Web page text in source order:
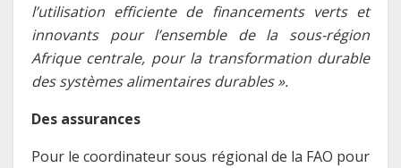
l’utilisation efficiente de financements verts et
innovants pour l’ensemble de la sous-région
Afrique centrale, pour la transformation durable
des systèmes alimentaires durables ».
Des assurances
Pour le coordinateur sous régional de la FAO pour